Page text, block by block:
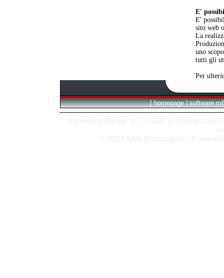
E'
E'
sito web
La
uno
tutti gli
Per
[ homepage | software